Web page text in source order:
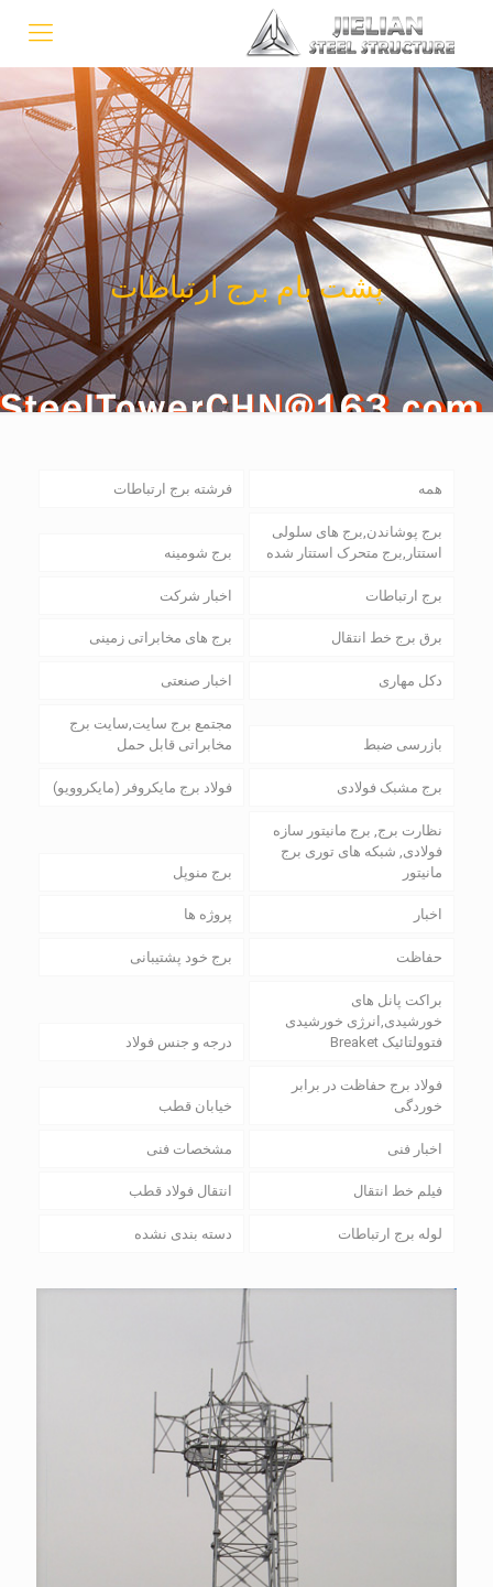
پشت بام برج ارتباطات
همه فرشته برج ارتباطات
برج پوشاندن,برج های سلولی
استتار,برج متحرک استتار شده
برج شومینه
برج ارتباطات اخبار شرکت
برق برج خط انتقال برج های مخابراتی زمینی
دکل مهاری اخبار صنعتی
بازرسی ضبط
مجتمع برج سایت,سایت برج
مخابراتی قابل حمل
برج مشبک فولادی فولاد برج مایکروفر (مایکروویو)
نظارت برج, برج مانیتور سازه
فولادی, شبکه های توری برج
مانیتور
برج منوپل
اخبار پروژه ها
حفاظت برج خود پشتیبانی
براکت پانل های
خورشیدی,انرژی خورشیدی
فتوولتائیک Breaket
درجه و جنس فولاد
فولاد برج حفاظت در برابر
خوردگی
خیابان قطب
اخبار فنی مشخصات فنی
فیلم خط انتقال انتقال فولاد قطب
لوله برج ارتباطات دسته بندی نشده